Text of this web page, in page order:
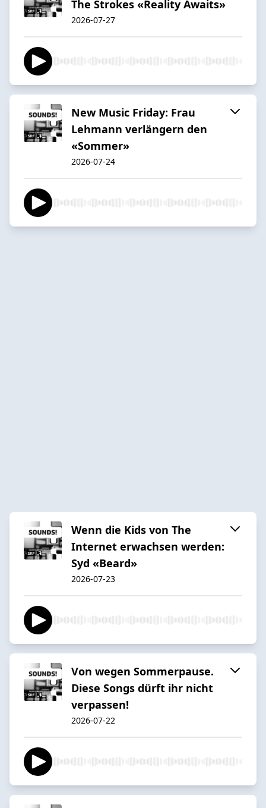
The Strokes «Reality Awaits»
2026-07-27
New Music Friday: Frau
Lehmann verlängern den
«Sommer»
2026-07-24
Wenn die Kids von The
Internet erwachsen werden:
Syd «Beard»
2026-07-23
Von wegen Sommerpause.
Diese Songs dürft ihr nicht
verpassen!
2026-07-22